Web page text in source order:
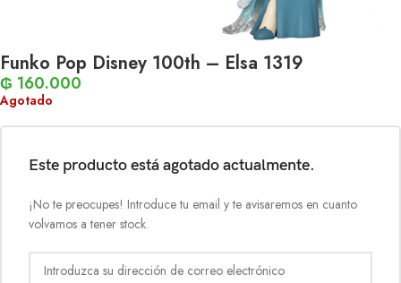
Funko Pop Disney 100th – Elsa 1319
₲ 160.000
Agotado
Este producto está agotado actualmente.
¡No te preocupes! Introduce tu email y te avisaremos en cuanto
volvamos a tener stock.